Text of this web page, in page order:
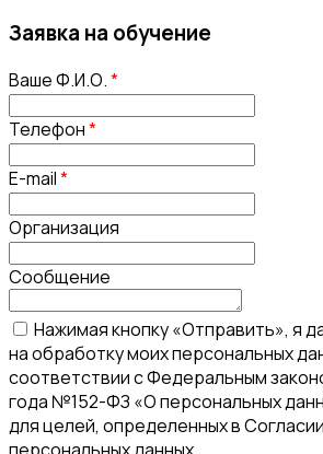
Заявка на обучение
Ваше Ф.И.О.*
Телефон*
E-mail*
Организация
Сообщение
Нажимая кнопку «Отправить», я
на обработку моих персональных
соответствии с Федеральным
года №152-ФЗ «О персональных
для целей, определенных в